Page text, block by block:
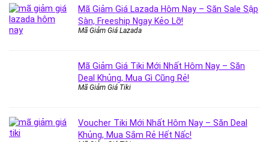
Mã Giảm Giá Lazada Hôm Nay – Săn Sale Sập
Sàn, Freeship Ngay Kẻo Lỡ!
Mã Giảm Giá Lazada
Mã Giảm Giá Tiki Mới Nhất Hôm Nay – Săn
Deal Khủng, Mua Gì Cũng Rẻ!
Mã Giảm Giá Tiki
Voucher Tiki Mới Nhất Hôm Nay – Săn Deal
Khủng, Mua Sắm Rẻ Hết Nấc!